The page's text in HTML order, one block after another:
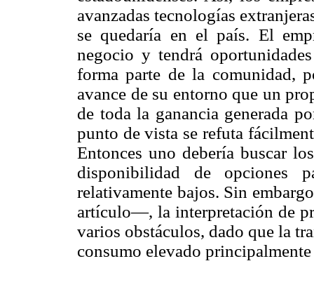
avanzadas tecnologías
se quedaría en el país. El
negocio y tendrá
forma parte de la comunidad,
avance de su entorno que un
de toda la ganancia generada
punto de vista se refuta
Entonces uno debería buscar
disponibilidad de opciones
relativamente bajos. Sin
artículo—, la interpretación de
varios obstáculos, dado que la
consumo elevado